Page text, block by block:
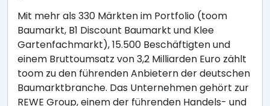
Mit mehr als 330 Märkten im Portfolio (toom
Baumarkt, B1 Discount Baumarkt und Klee
Gartenfachmarkt), 15.500 Beschäftigten und
einem Bruttoumsatz von 3,2 Milliarden Euro zählt
toom zu den führenden Anbietern der deutschen
Baumarktbranche. Das Unternehmen gehört zur
REWE Group, einem der führenden Handels- und